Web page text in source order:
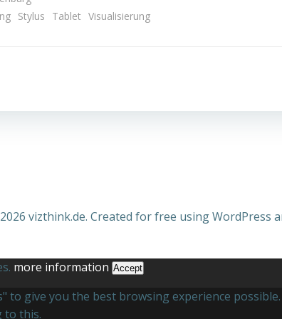
Stylus Tablet Visualisierung
vizthink.de. Created for free using WordPress
more information Accept
to give you the best browsing experience
to this.